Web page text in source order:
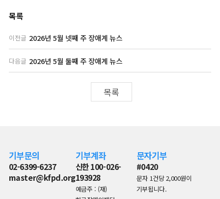
목록
이전글 2026년 5월 넷째 주 장애계 뉴스
다음글 2026년 5월 둘째 주 장애계 뉴스
목록
기부문의
02-6399-6237
master@kfpd.org
기부계좌
신한 100-026-
193928
예금주 : (재)
문자기부
#0420
문자 1건당 2,000원이
기부됩니다.